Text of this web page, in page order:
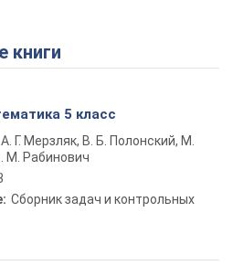
книги
5 класс
А. Г. Мерзляк, В. Б. Полонский, М.
М. Рабинович
Сборник задач и контрольных